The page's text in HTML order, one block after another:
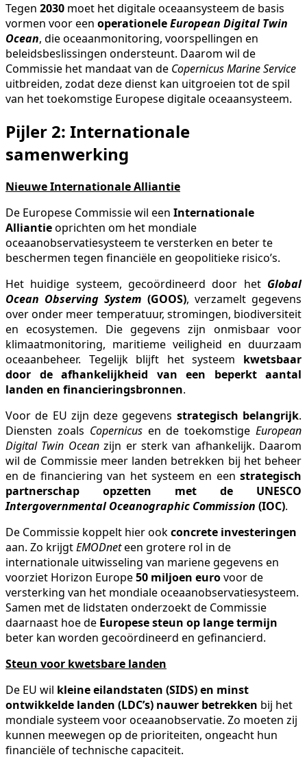
Tegen 2030 moet het digitale oceaansysteem de basis
vormen voor een operationeleEuropean Digital Twin
Ocean, die oceaanmonitoring, voorspellingen en
beleidsbeslissingen ondersteunt. Daarom wil de
Commissie het mandaat van de Copernicus Marine Service
uitbreiden, zodat deze dienst kan uitgroeien tot de spil
van het toekomstige Europese digitale oceaansysteem.
Pijler 2: Internationale
samenwerking
Nieuwe Internationale Alliantie
De Europese Commissie wil een Internationale
Alliantieoprichten om het mondiale
oceaanobservatiesysteem te versterken en beter te
beschermen tegen financiële en geopolitieke risico’s.
Het huidige systeem, gecoördineerd door het Global
Ocean Observing System (GOOS), verzamelt gegevens
over onder meer temperatuur, stromingen, biodiversiteit
en ecosystemen. Die gegevens zijn onmisbaar voor
klimaatmonitoring, maritieme veiligheid en duurzaam
oceaanbeheer. Tegelijk blijft het systeem kwetsbaar
door de afhankelijkheid van een beperkt aantal
landen en financieringsbronnen.
Voor de EU zijn deze gegevens strategisch belangrijk.
Diensten zoals Copernicusen de toekomstigeEuropean
Digital Twin Oceanzijn er sterk van afhankelijk. Daarom
wil de Commissie meer landen betrekken bij het beheer
en de financiering van het systeem en een strategisch
partnerschap opzetten met de UNESCO
Intergovernmental Oceanographic Commission (IOC).
De Commissie koppelt hier ookconcrete investeringen
aan. Zo krijgtEMODneteen grotere rol in de
internationale uitwisseling van mariene gegevens en
voorziet Horizon Europe50 miljoen eurovoor de
versterking van het mondiale oceaanobservatiesysteem.
Samen met de lidstaten onderzoekt de Commissie
daarnaast hoe de Europese steun op lange termijn
beter kan worden gecoördineerd en gefinancierd.
Steun voor kwetsbare landen
De EU wil kleine eilandstaten (SIDS) en minst
ontwikkelde landen (LDC’s) nauwer betrekken bij het
mondiale systeem voor oceaanobservatie. Zo moeten zij
kunnen meewegen op de prioriteiten, ongeacht hun
financiële of technische capaciteit.